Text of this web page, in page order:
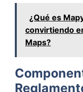
¿Qué es
convirtiendo
Maps?